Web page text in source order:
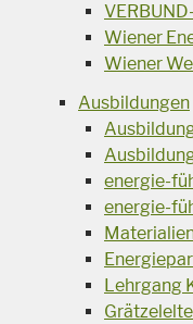
Wiener
Wiener
Ausbildungen
energie-
energie-
Lehrgang